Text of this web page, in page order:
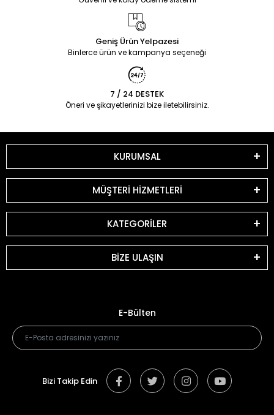
Geniş Ürün Yelpazesi
Binlerce ürün ve kampanya seçeneği
7 / 24 DESTEK
Öneri ve şikayetlerinizi bize iletebilirsiniz.
KURUMSAL
MÜŞTERİ HİZMETLERİ
KATEGORİLER
BİZE ULAŞIN
E-Bülten
Bizi Takip Edin